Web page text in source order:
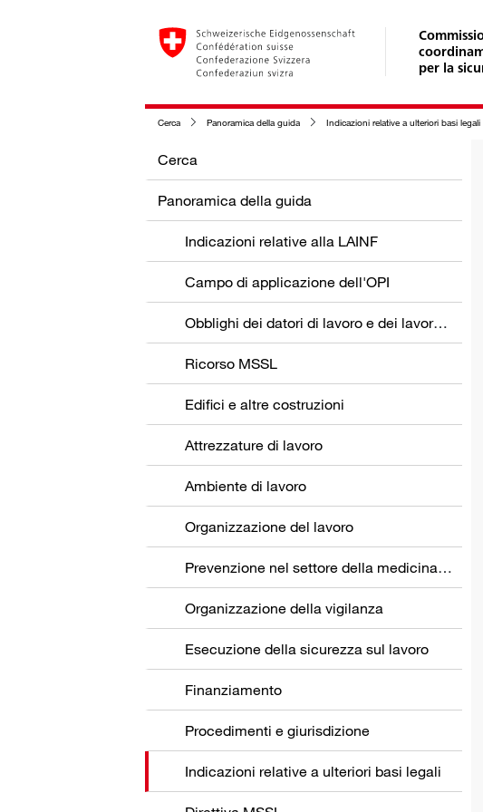
per la
Cerca Panoramica della guida Indicazioni relative a ulteriori basi legali
Cerca
Panoramica della guida
Indicazioni relative alla LAINF
Campo di applicazione dell'OPI
Obblighi dei datori di lavoro e dei lavoratori
Ricorso MSSL
Edifici e altre costruzioni
Attrezzature di lavoro
Ambiente di lavoro
Organizzazione del lavoro
Prevenzione nel settore della medicina del lavoro
Organizzazione della vigilanza
Esecuzione della sicurezza sul lavoro
Finanziamento
Procedimenti e giurisdizione
Indicazioni relative a ulteriori basi legali